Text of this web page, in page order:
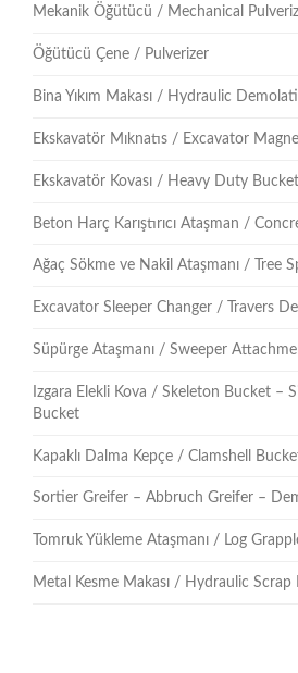
Mekanik Öğütücü / Mechanical
Öğütücü Çene / Pulverizer
Bina Yıkım Makası / Hydraulic
Ekskavatör Mıknatıs / Excavator
Ekskavatör Kovası / Heavy Duty Bucket
Beton Harç Karıştırıcı Ataşman /
Ağaç Sökme ve Nakil Ataşmanı / Tree
Excavator Sleeper Changer / Travers
Süpürge Ataşmanı / Sweeper
Izgara Elekli Kova / Skeleton Bucket –
Bucket
Kapaklı Dalma Kepçe / Clamshell
Sortier Greifer – Abbruch Greifer –
Tomruk Yükleme Ataşmanı / Log
Metal Kesme Makası / Hydraulic Scrap